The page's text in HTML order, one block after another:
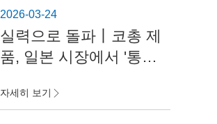
2026-03-24
실력으로 돌파丨코총 제
품, 일본 시장에서 '통증
자리 잡다
자세히 보기